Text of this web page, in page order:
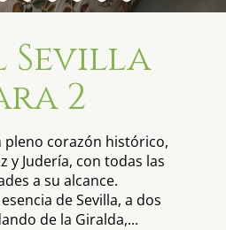
Sevilla
2
pleno corazón histórico,
y Judería, con todas las
a su alcance.
de Sevilla, a dos
de la Giralda,...